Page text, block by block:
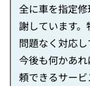
全に車を指定
謝しています。
問題なく対応し
今後も何かあ
頼できるサービ